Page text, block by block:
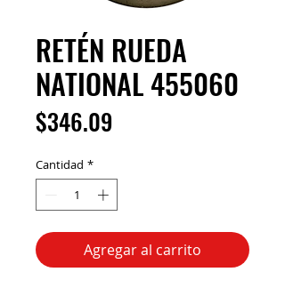
RETÉN RUEDA
NATIONAL 455060
$346.09
Cantidad *
Agregar al carrito